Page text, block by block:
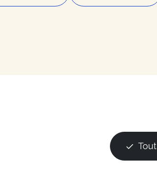
Tout